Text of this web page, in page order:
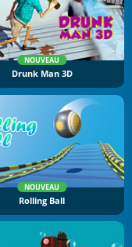
NOUVEAU
Drunk Man 3D
NOUVEAU
Rolling Ball